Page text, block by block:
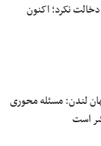
نکرد؛ اکنون
با کیهان لندن: مسئله محوری
است